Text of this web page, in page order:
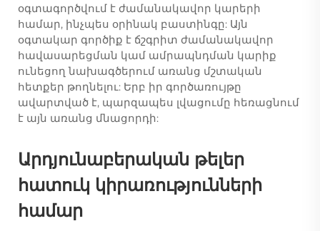
օգտագործվում է ժամանակավոր կարերի
համար, ինչպես օրինակ բաստինգը: Այն
օգտակար գործիք է ճշգրիտ ժամանակավոր
հավասարեցման կամ ամրապնդման կարիք
ունեցող նախագծերում առանց մշտական
հետքեր թողնելու: Երբ իր գործառույթը
ավարտված է, պարզապես լվացումը հեռացնում
է այն առանց մնացորդի:
Արդյունաբերական թելեր
հատուկ կիրառությունների
համար